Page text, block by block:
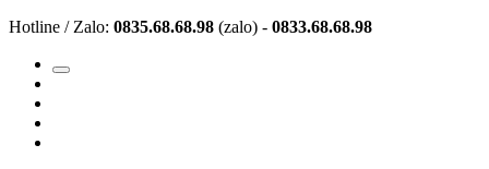
Hotline / Zalo: 0835.68.68.98 (zalo) - 0833.68.68.98